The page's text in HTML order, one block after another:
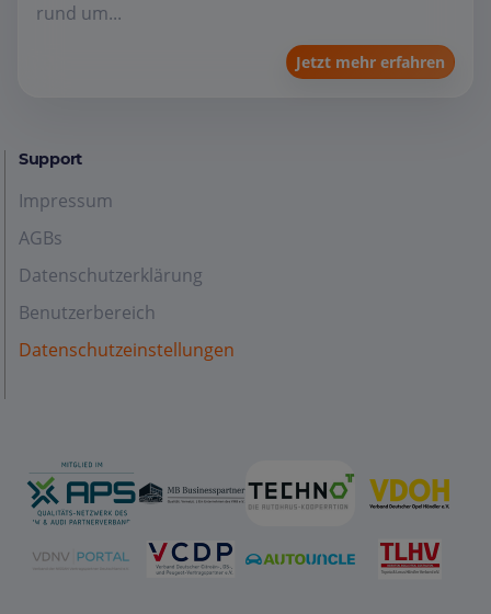
rund um...
Jetzt mehr erfahren
Support
Impressum
AGBs
Datenschutzerklärung
Benutzerbereich
Datenschutzeinstellungen